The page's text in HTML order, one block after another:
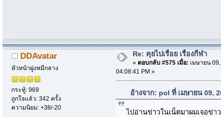
DDAvatar
หัวหน้าฝูงหมีกลาง
กระทู้: 969
ถูกใจแล้ว: 342 ครั้ง
ความนิยม: +38/-20
Re: คุยไปเรื่อย เรื่องกีฬา
« ตอบกลับ #575 เมื่อ: เมษายน
04:08:41 PM »
อ้างจาก: pol ที่ เมษายน 09,
ไปอ่านข่าวในเน็ตมาผมเจอข่า